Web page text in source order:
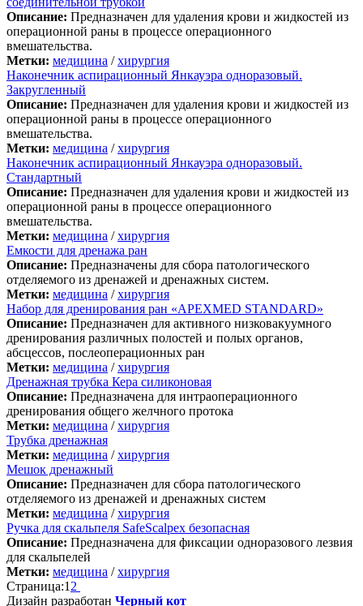
Описание: Предназначен для удаления крови и жидкостей из
операционной раны в процессе операционного
вмешательства.
Метки: медицина /хирургия
Наконечник аспирационный Янкауэра одноразовый.
Закругленный
Описание: Предназначен для удаления крови и жидкостей из
операционной раны в процессе операционного
вмешательства.
Метки: медицина /хирургия
Наконечник аспирационный Янкауэра одноразовый.
Стандартный
Описание: Предназначен для удаления крови и жидкостей из
операционной раны в процессе операционного
вмешательства.
Метки: медицина /хирургия
Емкости для дренажа ран
Описание: Предназначены для сбора патологического
отделяемого из дренажей и дренажных систем.
Метки: медицина /хирургия
Набор для дренирования ран «APEXMED STANDARD»
Описание: Предназначен для активного низковакуумного
дренирования различных полостей и полых органов,
абсцессов, послеоперационных ран
Метки: медицина /хирургия
Дренажная трубка Кера силиконовая
Описание: Предназначена для интраоперационного
дренирования общего желчного протока
Метки: медицина /хирургия
Трубка дренажная
Метки: медицина /хирургия
Мешок дренажный
Описание: Предназначен для сбора патологического
отделяемого из дренажей и дренажных систем
Метки: медицина /хирургия
Ручка для скальпеля SafeScalpex безопасная
Описание: Предназначена для фиксации одноразового лезвия
для скальпелей
Метки: медицина /хирургия
Страница:1 2
Дизайн разработан Черный кот